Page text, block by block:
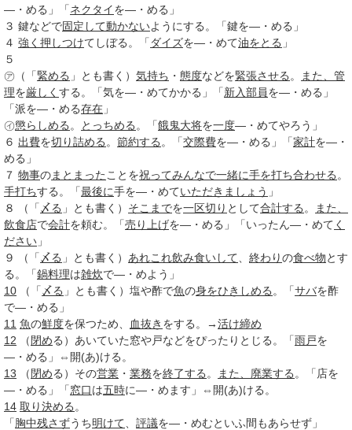
―・める」「ネクタイを―・める」
３ 鍵などで固定して動かないようにする。「鍵を―・める」
４ 強く 押しつけてしぼる。「 ダイズを―・めて油をとる 」
５
㋐（「緊める 」とも書く） 気持ち ・ 態度などを緊張させる 。 また、 管
理を厳しく する。「気を―・めてかかる」「新入部員を―・める」
「派を―・める存在 」
㋑懲らしめる 。 とっちめる 。「餓鬼大将を一度―・めてやろう」
６ 出費を切り詰める 。 節約する 。「交際費を―・める」「家計を―・
める」
７ 物事のまとまった ことを祝ってみんなで一緒に手を打ち合わせる 。
手打ちする。「最後に手を―・めていただき ましょう 」
８
（「〆る 」とも書く） そこまでを一区切り として合計する 。
また、
飲食店で会計を頼む。「売り上げを―・める」「いったん―・めて く
ださい 」
９
（「〆る 」とも書く） あれこれ飲み食いして 終わりの食べ物とす
る。「鍋料理は雑炊で―・めよう」
10 （「〆る 」とも書く）塩や酢で魚の身をひきしめる 。「サバを酢
で―・める」
11 魚の鮮度を保つため、 血抜き をする。→活け締め
12 （ 閉める）あいていた窓や戸などをぴったりとじる。「雨戸を
―・める」⇔開(あ)ける。
13 （ 閉める）その営業 ・ 業務を終了する 。 また、 廃業する 。「店を
―・める」「窓口は五時に―・めます」⇔開(あ)ける。
14 取り決める 。
「胸中残さずうち明けて 評議を―・めむといふ間もあらせず」